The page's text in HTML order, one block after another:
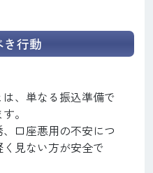
き行動
、単なる振込準備で
。
口座悪用の不安につ
見ない方が安全で